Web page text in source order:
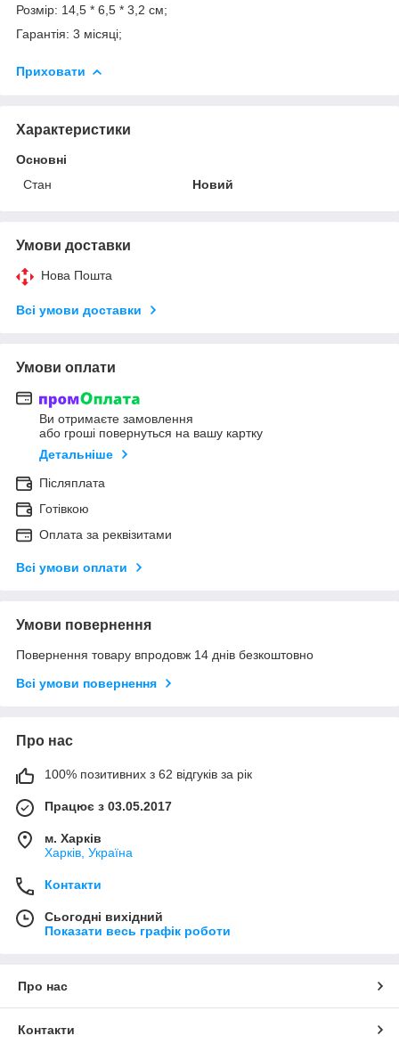
Розмір: 14,5 * 6,5 * 3,2 см;
Гарантія: 3 місяці;
Приховати
Характеристики
Основні
Стан
Новий
Умови доставки
Нова Пошта
Всі умови доставки
Умови оплати
Ви отримаєте замовлення
або гроші повернуться на вашу картку
Детальніше
Післяплата
Готівкою
Оплата за реквізитами
Всі умови оплати
Умови повернення
Повернення товару впродовж 14 днів безкоштовно
Всі умови повернення
Про нас
100% позитивних з 62 відгуків за рік
Працює з 03.05.2017
м. Харків
Харків, Україна
Контакти
Сьогодні вихідний
Показати весь графік роботи
Про нас
Контакти